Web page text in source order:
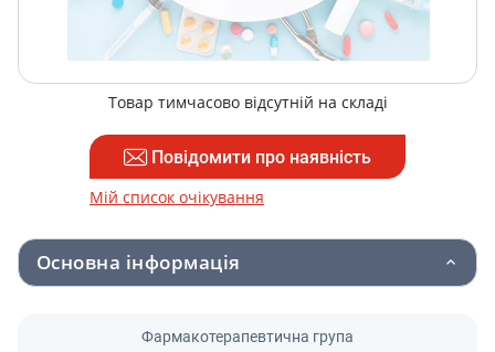
Товар тимчасово відсутній на складі
Повідомити про наявність
Мій список очікування
Основна інформація
Фармакотерапевтична група